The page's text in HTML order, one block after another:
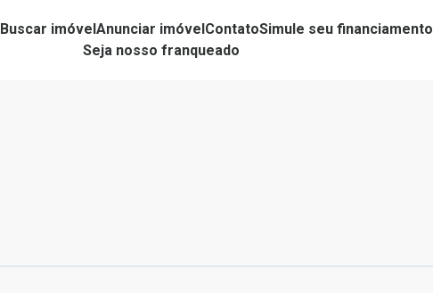
Buscar imóvelAnunciar imóvelContatoSimule seu financiamento
Seja nosso franqueado